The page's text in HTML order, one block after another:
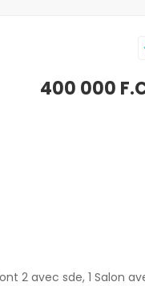
400 000
2 avec sde, 1 Salon